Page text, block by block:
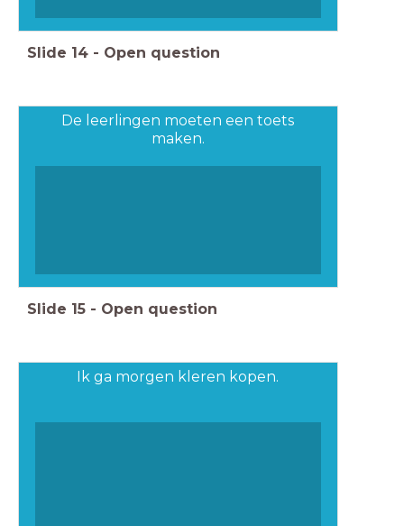
Slide 14 - Open question
De leerlingen moeten een toets
maken.
Slide 15 - Open question
Ik ga morgen kleren kopen.